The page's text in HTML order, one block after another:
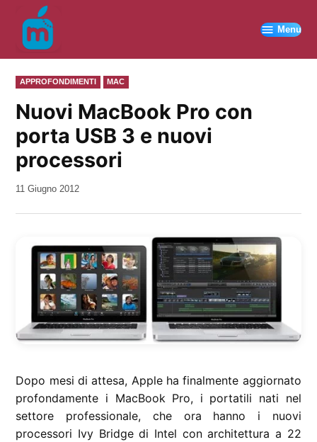
contenuto
Menu
PUBBLICATO
IN
APPROFONDIMENTI MAC
Nuovi MacBook Pro con
porta USB 3 e nuovi
processori
da
11 Giugno 2012
Dopo mesi di attesa, Apple ha finalmente aggiornato
profondamente i MacBook Pro, i portatili nati nel
settore professionale, che ora hanno i nuovi
processori Ivy Bridge di Intel con architettura a 22